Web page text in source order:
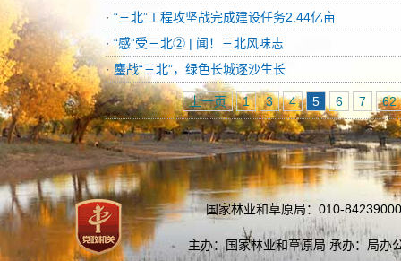
· “三北”工程攻坚战完成建设任务2.44亿亩
· “感”受三北② | 闻！三北风味志
· 鏖战“三北”，绿色长城逐沙生长
上一页 1 3 4 5 6 7 62
国家林业和草原局：010-
主办：国家林业和草原局 承办：局办